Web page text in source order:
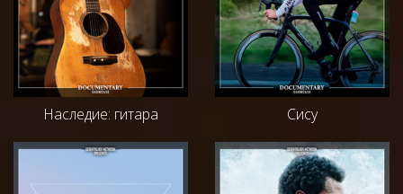
Наследие: гитара Сису